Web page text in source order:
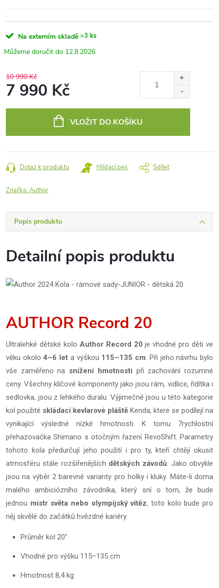
Na externím skladě >3 ks
12.8.2026
10 990 Kč
7 990 Kč
VLOŽIT DO KOŠÍKU
Dotaz k produktu Hlídací pes Sdílet
Značka:Author
Popis produktu
Detailní popis produktu
AUTHOR Record 20
Ultralehké dětské kolo Author Record 20 je vhodné pro děti ve
věku okolo4–6 let a výškou 115–135 cm. Při jeho návrhu bylo
vše zaměřeno na snížení hmotnosti při zachování rozumné
ceny. Všechny klíčové komponenty jako jsou rám, vidlice, řídítka i
sedlovka, jsou z lehkého duralu. Výjimečné jsou u této kategorie
kol použité skládací kevlarové pláště Kenda, které se podílejí na
vynikající výsledné nízké hmotnosti. K tomu 7rychlostní
přehazovačka Shimano s otočným řazení RevoShift. Parametry
tohoto kola předurčují jeho použití i pro ty, kteří chtějí okusit
atmosféru stále rozšířenějších dětských závodů. Jako obvykle
jsou na výběr 2 barevné varianty pro holky i kluky. Máte-li doma
malého ambiciózního závodníka, který sní o tom, že bude
jednou mistr světa nebo olympijský vítěz, toto kolo bude pro
něj skvělé do začátků hvězdné kariéry.
Průměr kol 20"
Vhodné pro výšku 115–135 cm
Hmotnost 8,4 kg